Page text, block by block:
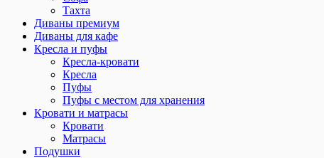
Тахта
Диваны премиум
Диваны для кафе
Кресла и пуфы
Кресла-кровати
Кресла
Пуфы
Пуфы с местом для хранения
Кровати и матрасы
Кровати
Матрасы
Подушки